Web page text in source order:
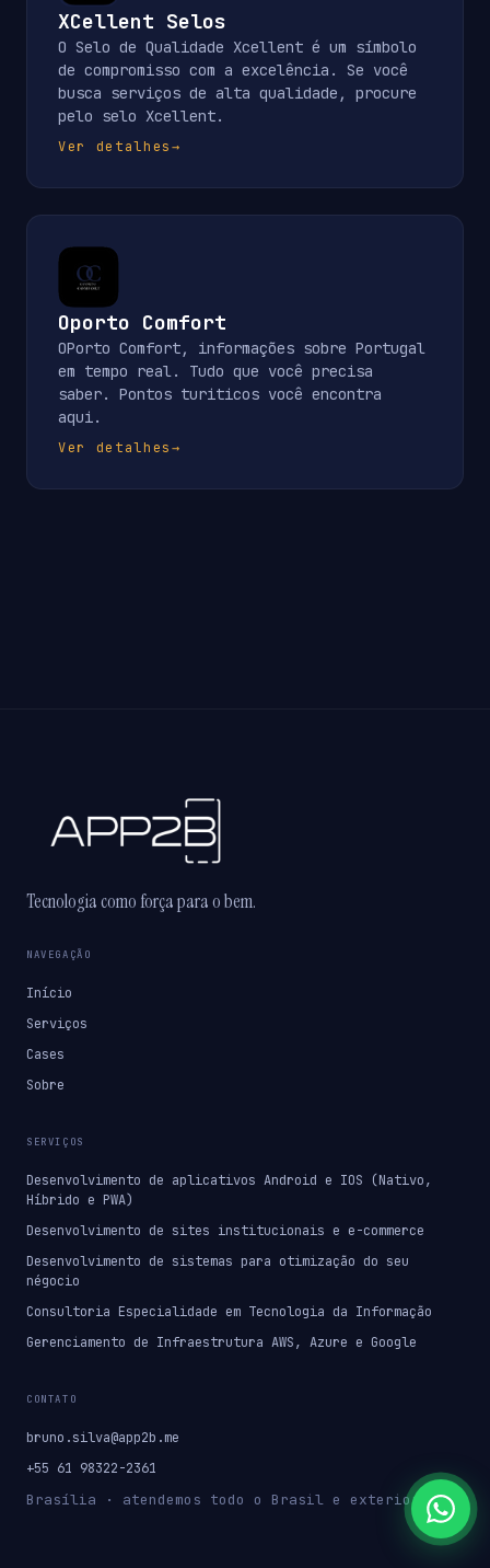
XCellent Selos
O Selo de Qualidade Xcellent é um símbolo
de compromisso com a excelência. Se você
busca serviços de alta qualidade, procure
pelo selo Xcellent.
Ver detalhes→
Oporto Comfort
OPorto Comfort, informações sobre Portugal
em tempo real. Tudo que você precisa
saber. Pontos turiticos você encontra
aqui.
Ver detalhes→
Tecnologia como força para o bem.
NAVEGAÇÃO
Início
Serviços
Cases
Sobre
SERVIÇOS
Desenvolvimento de aplicativos Android e IOS (Nativo,
Híbrido e PWA)
Desenvolvimento de sites institucionais e e-commerce
Desenvolvimento de sistemas para otimização do seu
négocio
Consultoria Especialidade em Tecnologia da Informação
Gerenciamento de Infraestrutura AWS, Azure e Google
CONTATO
bruno.silva@app2b.me
+55 61 98322-2361
Brasília · atendemos todo o Brasil e exterior